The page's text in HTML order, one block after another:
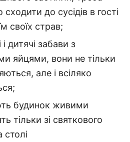
сходити до сусідів в гості
своїх страв;
і дитячі забави з
яйцями, вони не тільки
але і всіляко
будинок живими
тільки зі святкового
столі